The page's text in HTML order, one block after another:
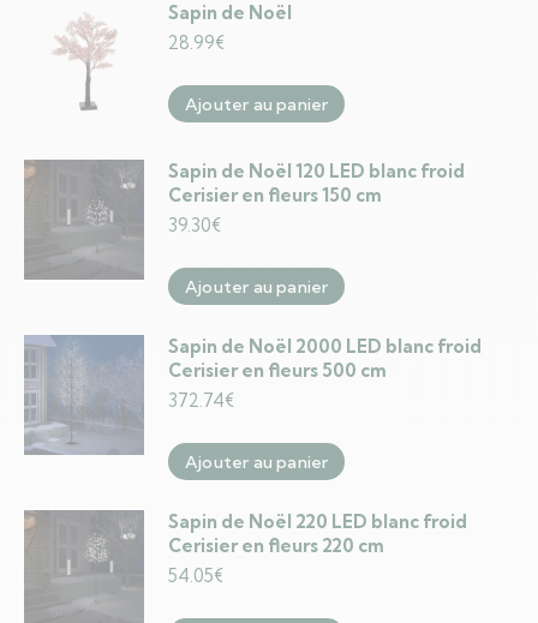
Sapin de Noël
28.99€
Ajouter au panier
Sapin de Noël 120 LED blanc froid
Cerisier en fleurs 150 cm
39.30€
Ajouter au panier
Sapin de Noël 2000 LED blanc froid
Cerisier en fleurs 500 cm
372.74€
Ajouter au panier
Sapin de Noël 220 LED blanc froid
Cerisier en fleurs 220 cm
54.05€